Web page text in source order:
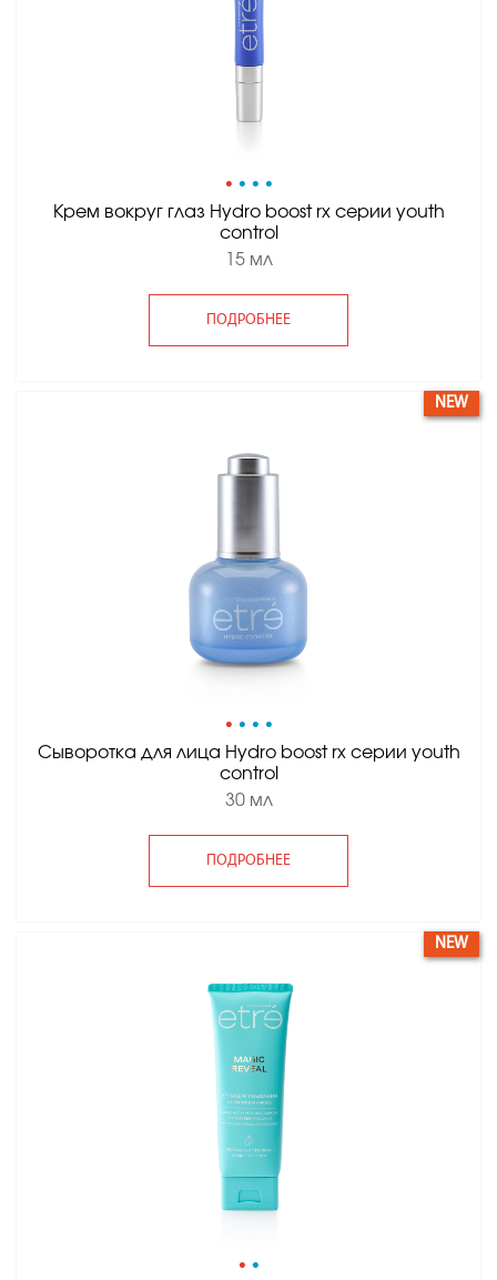
• • • •
Крем вокруг глаз Hydro boost rx серии youth
control
15 мл
ПОДРОБНЕЕ
• • • •
Сыворотка для лица Hydro boost rx серии youth
control
30 мл
ПОДРОБНЕЕ
NEW
• •
NEW